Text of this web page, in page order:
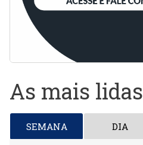
As mais lidas
SEMANA DIA